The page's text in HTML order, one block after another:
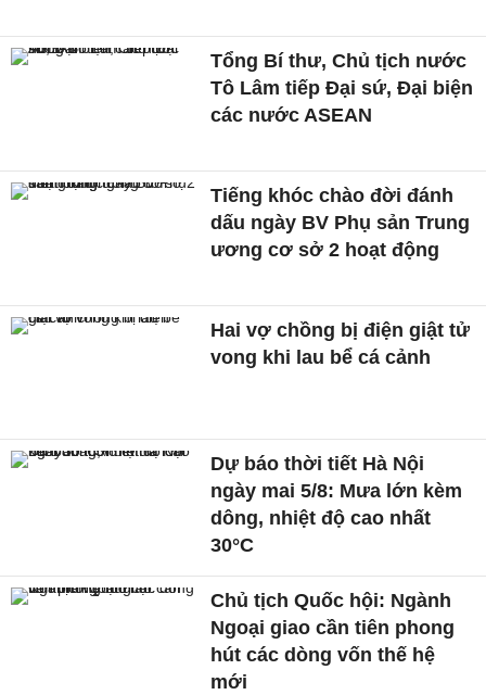
Tổng Bí thư, Chủ tịch nước
Tô Lâm tiếp Đại sứ, Đại biện
các nước ASEAN
Tiếng khóc chào đời đánh
dấu ngày BV Phụ sản Trung
ương cơ sở 2 hoạt động
Hai vợ chồng bị điện giật tử
vong khi lau bể cá cảnh
Dự báo thời tiết Hà Nội
ngày mai 5/8: Mưa lớn kèm
dông, nhiệt độ cao nhất
30°C
Chủ tịch Quốc hội: Ngành
Ngoại giao cần tiên phong
hút các dòng vốn thế hệ
mới